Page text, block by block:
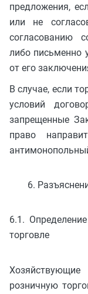
предложения,
или не
согласованию
либо письменно
от его
В случае, если
условий
запрещенные
право
6.
6.1.
торговле
розничную